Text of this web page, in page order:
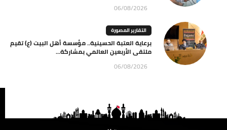
06/08/2026
التقارير المصورة
برعاية العتبة الحسينية.. مؤسسة أهل البيت (ع) تقيم
ملتقى الأربعين العالمي بمشاركة...
06/08/2026